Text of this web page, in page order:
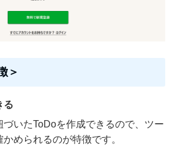
＞
る
いたToDoを作成できるので、ツー
められるのが特徴です。